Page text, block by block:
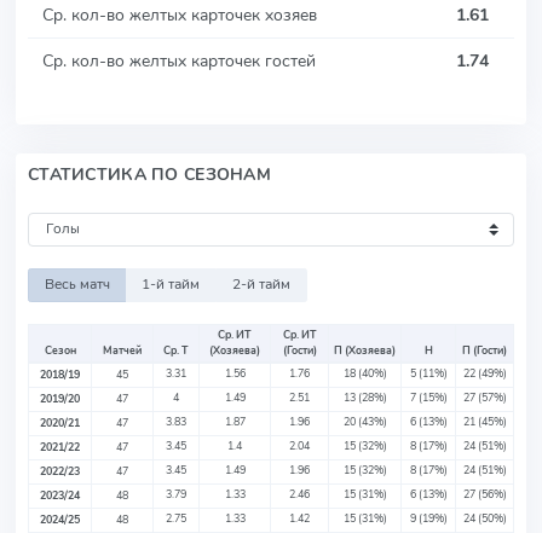
Ср. кол-во желтых карточек хозяев
1.61
Ср. кол-во желтых карточек гостей
1.74
СТАТИСТИКА ПО СЕЗОНАМ
Весь матч 1-й тайм 2-й тайм
Сезон Матчей Ср. Т
Ср. ИТ
(Хозяева)
Ср. ИТ
(Гости)
П (Хозяева) Н
П (Гости)
2018/19
45 3.31 1.56 1.76 18 (40%) 5 (11%) 22 (49%)
2019/20
47 4 1.49 2.51 13 (28%) 7 (15%) 27 (57%)
2020/21
47 3.83 1.87 1.96 20 (43%) 6 (13%) 21 (45%)
2021/22
47 3.45 1.4 2.04 15 (32%) 8 (17%) 24 (51%)
2022/23
47 3.45 1.49 1.96 15 (32%) 8 (17%) 24 (51%)
2023/24
48 3.79 1.33 2.46 15 (31%) 6 (13%) 27 (56%)
2024/25
48 2.75 1.33 1.42 15 (31%) 9 (19%) 24 (50%)